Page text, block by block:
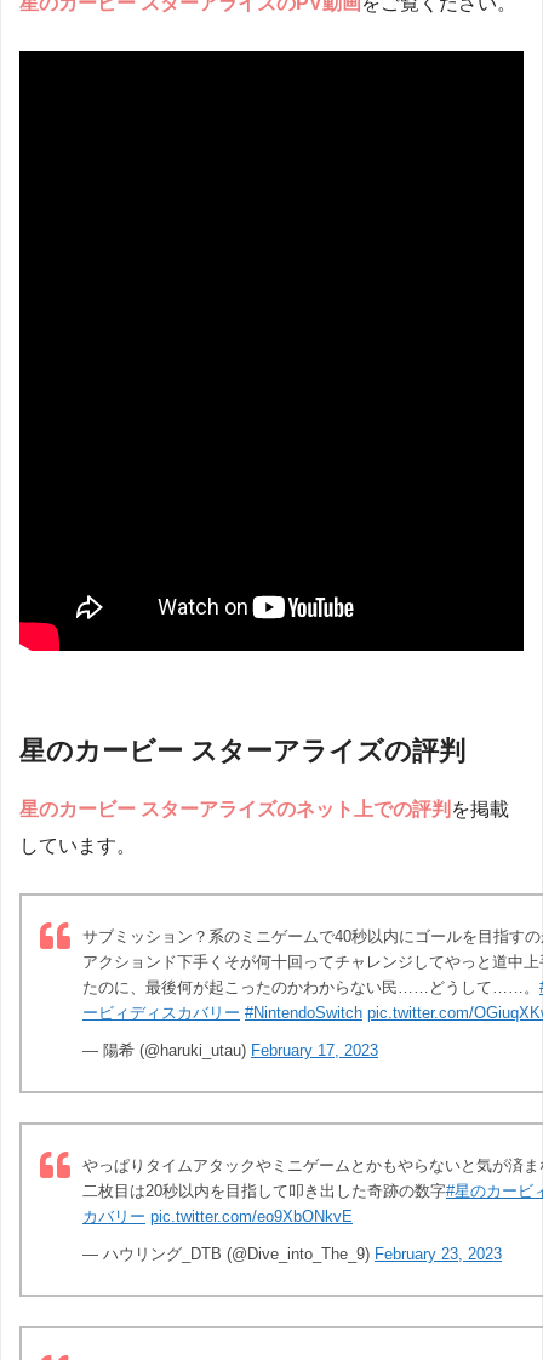
星のカービー スターアライズの評判
星のカービー スターアライズのネット上での評判 を掲載
しています。
サブミッション？系のミニゲームで40秒以内にゴールを目指す
アクションド下手くそが何十回ってチャレンジしてやっと道中
たのに、最後何が起こったのかわからない民……どうして……。
ービィディスカバリー #NintendoSwitch pic.twitter.com/
— 陽希 (@haruki_utau) February 17, 2023
やっぱりタイムアタックやミニゲームとかもやらないと気が済ま
二枚目は20秒以内を目指して叩き出した奇跡の数字#星のカービ
カバリー pic.twitter.com/eo9XbONkvE
— ハウリング_DTB (@Dive_into_The_9) February 23, 2023